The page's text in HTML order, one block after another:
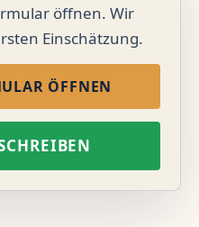
öffnen. Wir
Einschätzung.
ÖFFNEN